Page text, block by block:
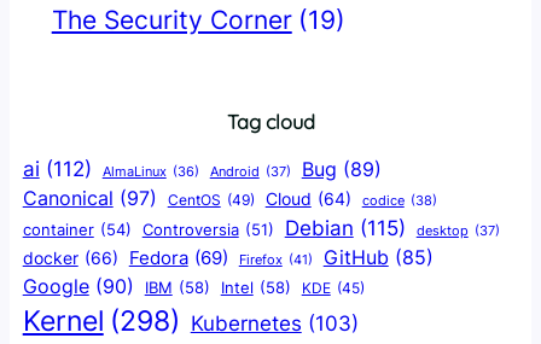
The Security Corner (19)
Tag cloud
ai (112) AlmaLinux (36) Android (37) Bug (89)
Canonical (97) CentOS (49) Cloud (64) codice (38)
container (54) Controversia (51) Debian (115) desktop (37)
docker (66) Fedora (69) Firefox (41) GitHub (85)
Google (90) IBM (58) Intel (58) KDE (45)
Kernel (298) Kubernetes (103)